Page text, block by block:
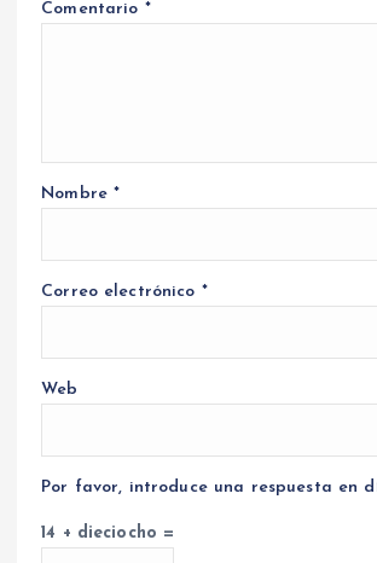
Comentario *
Nombre*
Correo electrónico *
Web
Por favor, introduce una respuesta en
14 + dieciocho =